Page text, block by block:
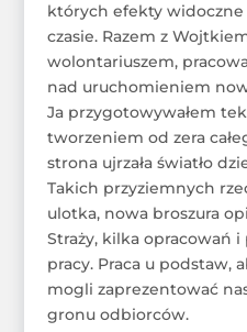
których efekty
czasie. Razem z
wolontariuszem,
nad uruchomieniem
Ja przygotowywałem
tworzeniem od zera
strona ujrzała światło
Takich przyziemnych
ulotka, nowa broszura
Straży, kilka opracowań
pracy. Praca u podstaw,
mogli zaprezentować
gronu odbiorców.